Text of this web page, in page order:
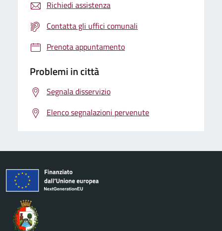
Richiedi assistenza
Contatta gli uffici comunali
Prenota appuntamento
Problemi in città
Segnala disservizio
Elenco segnalazioni pervenute